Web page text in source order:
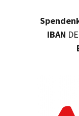
IBAN